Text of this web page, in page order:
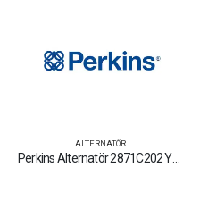
ALTERNATÖR
Perkins Alternatör 2871C202 Yedek Parça Fiyat Tamir Bakım Satan Firmalar